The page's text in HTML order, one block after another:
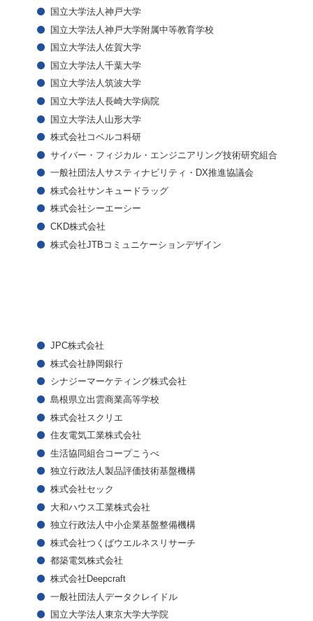
国立大学法人神戸大学
国立大学法人神戸大学附属中等教育学校
国立大学法人佐賀大学
国立大学法人千葉大学
国立大学法人筑波大学
国立大学法人長崎大学病院
国立大学法人山形大学
株式会社コベルコ科研
サイバー・フィジカル・エンジニアリング技術研究組合
一般社団法人サスティナビリティ・DX推進協議会
株式会社サンキュードラッグ
株式会社シーエーシー
CKD株式会社
株式会社JTBコミュニケーションデザイン
JPC株式会社
株式会社静岡銀行
シナジーマーケティング株式会社
島根県立出雲商業高等学校
株式会社スクリエ
住友電気工業株式会社
生活協同組合コープこうべ
独立行政法人製品評価技術基盤機構
株式会社セック
大和ハウス工業株式会社
独立行政法人中小企業基盤整備機構
株式会社つくばウエルネスリサーチ
都築電気株式会社
株式会社Deepcraft
一般社団法人データクレイドル
国立大学法人東京大学大学院